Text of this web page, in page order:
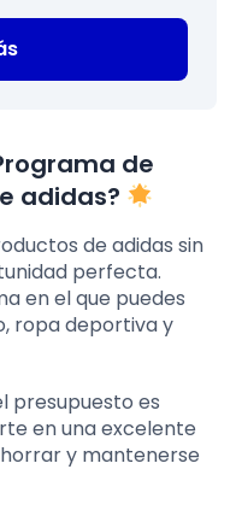
de
adidas?
de adidas sin
perfecta.
en el que puedes
ropa deportiva y
presupuesto es
en una excelente
y mantenerse